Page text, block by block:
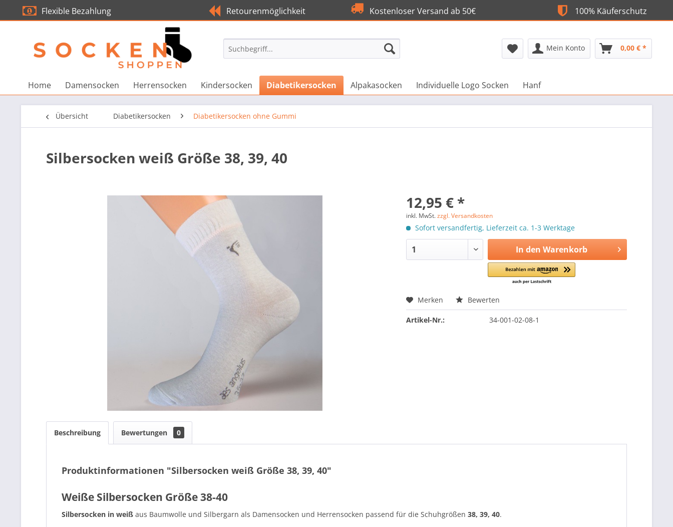
Flexible Bezahlung Retourenmöglichkeit Kostenloser Versand ab 50€ 100% Käuferschutz
Mein Konto 0,00 € *
Home Damensocken Herrensocken Kindersocken Diabetikersocken Alpakasocken Individuelle Logo Socken Hanf
Übersicht Diabetikersocken Diabetikersocken ohne Gummi
Silbersocken weiß Größe 38, 39, 40
12,95 € *
inkl. MwSt.zzgl. Versandkosten
Sofort versandfertig, Lieferzeit ca. 1-3 Werktage
In den Warenkorb
Merken Bewerten
Artikel-Nr.: 34-001-02-08-1
Beschreibung Bewertungen 0
Produktinformationen "Silbersocken weiß Größe 38, 39, 40"
Weiße Silbersocken Größe 38-40
Silbersocken in weiß aus Baumwolle und Silbergarn als Damensocken und Herrensocken passend für die Schuhgrößen 38, 39, 40.